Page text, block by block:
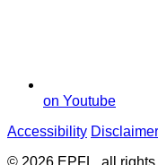
on Youtube
Accessibility Disclaimer